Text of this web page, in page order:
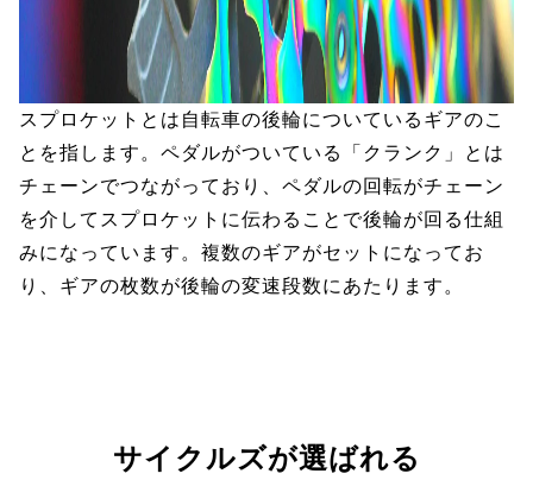
スプロケットとは自転車の後輪についているギアのこ
とを指します。ペダルがついている「クランク」とは
チェーンでつながっており、ペダルの回転がチェーン
を介してスプロケットに伝わることで後輪が回る仕組
みになっています。複数のギアがセットになってお
り、ギアの枚数が後輪の変速段数にあたります。
サイクルズが選ばれる